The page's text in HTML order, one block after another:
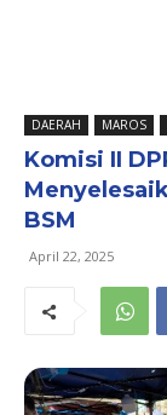
DAERAH MAROS
Komisi II
BSM
April 22, 2025